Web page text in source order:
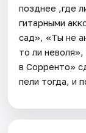
позднее ,где
гитарными
сад», «Ты не
то ли
в Сорренто»
пели тогда, и